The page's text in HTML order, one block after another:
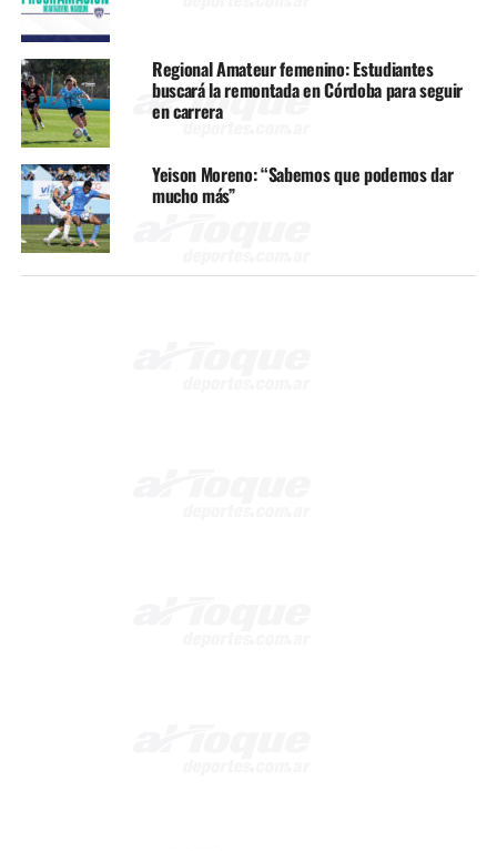
Regional Amateur femenino: Estudiantes
buscará la remontada en Córdoba para seguir
en carrera
Yeison Moreno: “Sabemos que podemos dar
mucho más”